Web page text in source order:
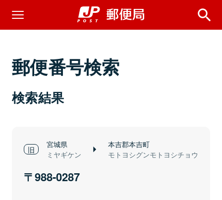
郵便番号検索
検索結果
宮城県
ミヤギケン
本吉郡本吉町
モトヨシグンモトヨシチョウ
988-0287